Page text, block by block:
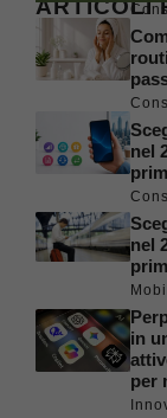
ARTICOLI
nel
nel
in
per